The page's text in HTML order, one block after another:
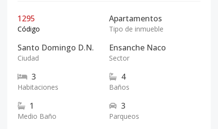
1295
Código
Apartamentos
Tipo de inmueble
Santo Domingo D.N.
Ciudad
Ensanche Naco
Sector
3
Habitaciones
4
Baños
1
Medio Baño
3
Parqueos